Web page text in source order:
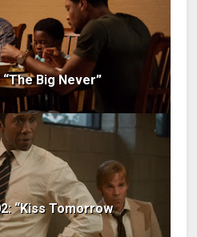
Big Never”
“Kiss Tomorrow